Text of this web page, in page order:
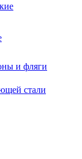
и фляги
стали